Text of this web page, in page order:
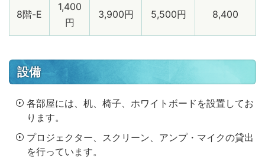
8階-E
1,400
円
3,900円 5,500円 8,400
設備
各部屋には、机、椅子、ホワイトボードを設置してお
ります。
プロジェクター、スクリーン、アンプ・マイクの貸出
を行っています。